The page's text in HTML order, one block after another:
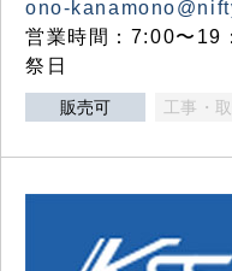
ono-
営業時間：7:00〜19
祭日
販売可 工事・